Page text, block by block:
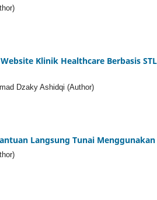
Klinik Healthcare Berbasis
Dzaky Ashidqi (Author)
Langsung Tunai Menggunakan